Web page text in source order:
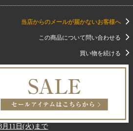
当店からのメールが届かないお客様へ
この商品について問い合わせる
買い物を続ける
月11日(火)まで